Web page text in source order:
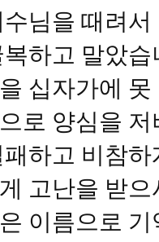
수님을 때려
복하고 말았
십자가에
로 양심을
패하고 비참
고난을 받
이름으로